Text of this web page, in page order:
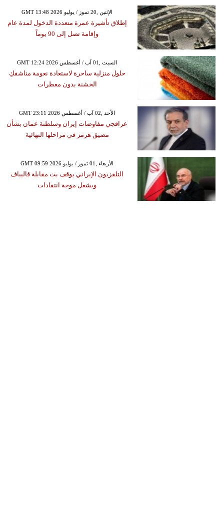
GMT 13:48 2026 الإثنين ,20 تموز / يوليو
إطلاق تأشيرة عمرة متعددة الدخول لمدة عام
وإقامة تصل إلى 90 يوماً
GMT 12:24 2026 السبت ,01 آب / أغسطس
حلول منزلية ساحرة لاستعادة نعومة مناشفكِ
الخشنة بدون معطرات
GMT 23:11 2026 الأحد ,02 آب / أغسطس
عراقجي مفاوضات إيران وسلطنة عمان بشأن
مضيق هرمز في مراحلها النهائية
GMT 09:59 2026 الأربعاء ,01 تموز / يوليو
التلفزيون الإيراني يوقف بث مقابلة قاليباف
ويشعل موجة انتقادات